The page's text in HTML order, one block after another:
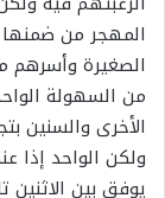
المهجر من ضمنها
الصغيرة وأسرهم
من السهولة
الأخرى والسنين
ولكن الواحد إذا
يوفق بين الاثنين